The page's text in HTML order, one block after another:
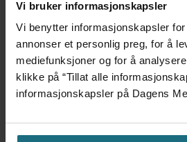
Vi bruker informasjonskapsler
Vi benytter informasjonskapsler
annonser et personlig preg, for å
mediefunksjoner og for å
klikke på “Tillat alle
informasjonskapsler på Dagens
måneder – i
motorbåt
2 dager
– Etter en
frem at han
Red Bull